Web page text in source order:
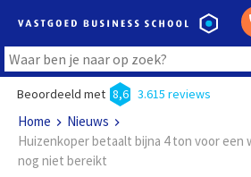
Beoordeeld met 8,6 3.615 reviews
Home
Nieuws
Huizenkoper betaalt bijna 4 ton voor een
nog niet bereikt